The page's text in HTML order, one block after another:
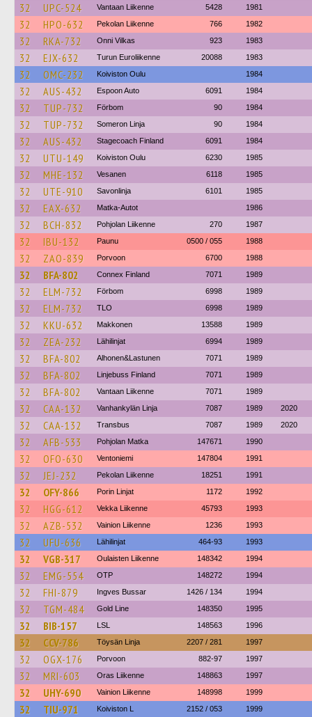
32 UPC-524 Vantaan Liikenne 5428 1981
32 HPO-632 Pekolan Liikenne 766 1982
32 RKA-732 Onni Vilkas 923 1983
32 EJX-632 Turun Euroliikenne 20088 1983
32 OMC-232 Koiviston Oulu 1984
32 AUS-432 Espoon Auto 6091 1984
32 TUP-732 Förbom 90 1984
32 TUP-732 Someron Linja 90 1984
32 AUS-432 Stagecoach Finland 6091 1984
32 UTU-149 Koiviston Oulu 6230 1985
32 MHE-132 Vesanen 6118 1985
32 UTE-910 Savonlinja 6101 1985
32 EAX-632 Matka-Autot 1986
32 BCH-832 Pohjolan Liikenne 270 1987
32 IBU-132 Paunu 0500 / 055 1988
32 ZAO-839 Porvoon 6700 1988
32 BFA-802 Connex Finland 7071 1989
32 ELM-732 Förbom 6998 1989
32 ELM-732 TLO 6998 1989
32 KKU-632 Makkonen 13588 1989
32 ZEA-232 Lähilinjat 6994 1989
32 BFA-802 Alhonen&Lastunen 7071 1989
32 BFA-802 Linjebuss Finland 7071 1989
32 BFA-802 Vantaan Liikenne 7071 1989
32 CAA-132 Vanhankylän Linja 7087 1989 2020
32 CAA-132 Transbus 7087 1989 2020
32 AFB-533 Pohjolan Matka 147671 1990
32 OFO-630 Ventoniemi 147804 1991
32 JEJ-232 Pekolan Liikenne 18251 1991
32 OFY-866 Porin Linjat 1172 1992
32 HGG-612 Vekka Liikenne 45793 1993
32 AZB-532 Vainion Liikenne 1236 1993
32 UFU-636 Lähilinjat 464-93 1993
32 VGB-317 Oulaisten Liikenne 148342 1994
32 EMG-554 OTP 148272 1994
32 FHI-879 Ingves Bussar 1426 / 134 1994
32 TGM-484 Gold Line 148350 1995
32 BIB-157 LSL 148563 1996
32 CCV-786 Töysän Linja 2207 / 281 1997
32 OGX-176 Porvoon 882-97 1997
32 MRI-603 Oras Liikenne 148863 1997
32 UHY-690 Vainion Liikenne 148998 1999
32 TIU-971 Koiviston L 2152 / 053 1999